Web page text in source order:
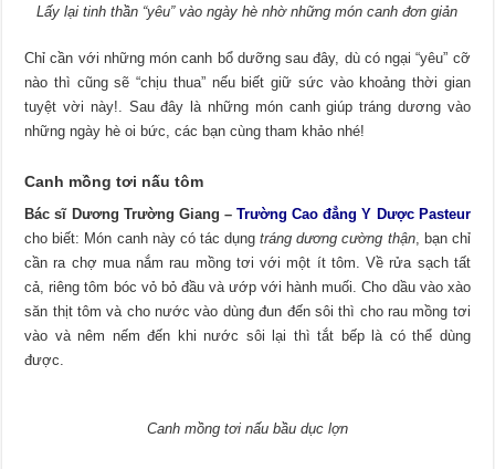
Lấy lại tinh thần “yêu” vào ngày hè nhờ những món canh đơn giản
Chỉ cần với những món canh bổ dưỡng sau đây, dù có ngại “yêu” cỡ
nào thì cũng sẽ “chịu thua” nếu biết giữ sức vào khoảng thời gian
tuyệt vời này!. Sau đây là những món canh giúp tráng dương vào
những ngày hè oi bức, các bạn cùng tham khảo nhé!
Canh mồng tơi nấu tôm
Bác sĩ Dương Trường Giang –Trường Cao đẳng Y Dược Pasteur
cho biết: Món canh này có tác dụngtráng dương cường thận, bạn chỉ
cần ra chợ mua nắm rau mồng tơi với một ít tôm. Về rửa sạch tất
cả, riêng tôm bóc vỏ bỏ đầu và ướp với hành muối. Cho dầu vào xào
săn thịt tôm và cho nước vào dùng đun đến sôi thì cho rau mồng tơi
vào và nêm nếm đến khi nước sôi lại thì tắt bếp là có thể dùng
được.
Canh mồng tơi nấu bầu dục lợn